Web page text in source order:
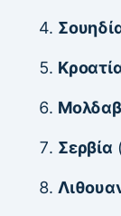
Σερβία